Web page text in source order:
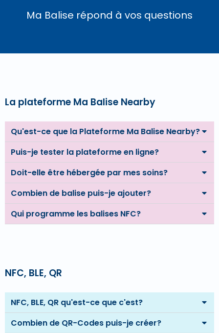
Ma Balise répond à vos questions
La plateforme Ma Balise Nearby
Qu'est-ce que la Plateforme Ma Balise Nearby?
Puis-je tester la plateforme en ligne?
Doit-elle être hébergée par mes soins?
Combien de balise puis-je ajouter?
Qui programme les balises NFC?
NFC, BLE, QR
NFC, BLE, QR qu'est-ce que c'est?
Combien de QR-Codes puis-je créer?